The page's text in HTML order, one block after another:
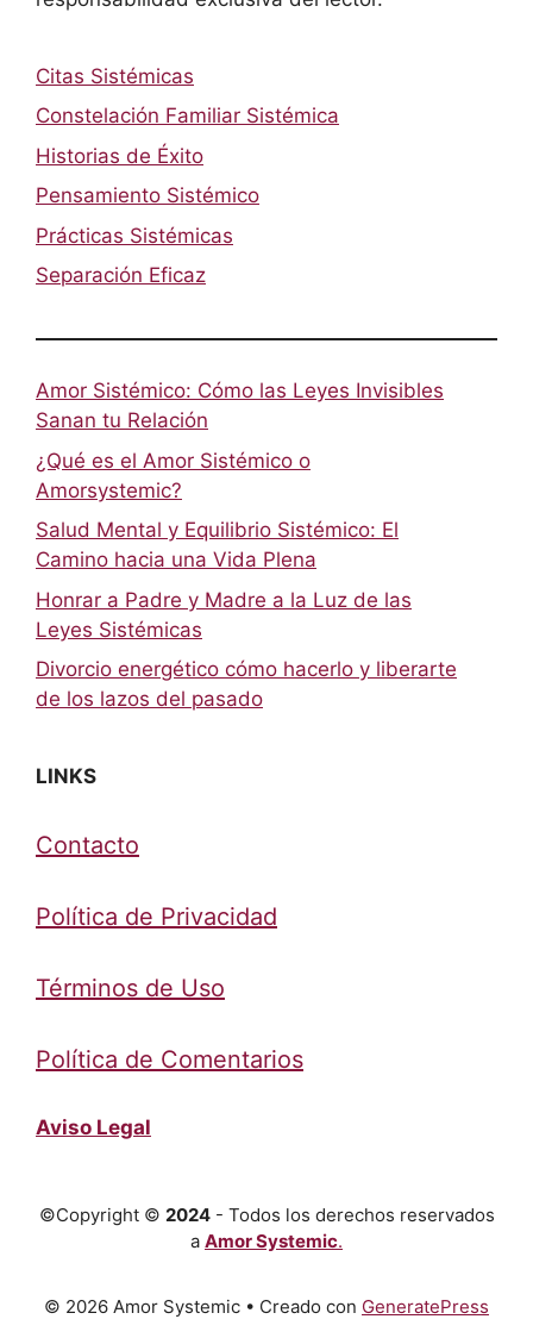
Citas Sistémicas
Constelación Familiar Sistémica
Historias de Éxito
Pensamiento Sistémico
Prácticas Sistémicas
Separación Eficaz
Amor Sistémico: Cómo las Leyes Invisibles
Sanan tu Relación
¿Qué es el Amor Sistémico o
Amorsystemic?
Salud Mental y Equilibrio Sistémico: El
Camino hacia una Vida Plena
Honrar a Padre y Madre a la Luz de las
Leyes Sistémicas
Divorcio energético cómo hacerlo y liberarte
de los lazos del pasado
LINKS
Contacto
Política de Privacidad
Términos de Uso
Política de Comentarios
Aviso Legal
©Copyright © 2024- Todos los derechos reservados
a Amor Systemic.
© 2026 Amor Systemic • Creado con GeneratePress